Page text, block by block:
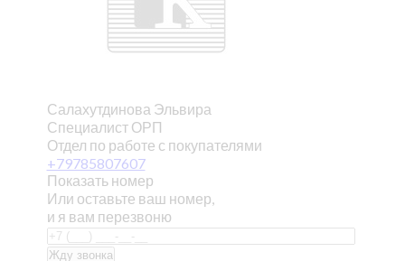
Салахутдинова Эльвира
Специалист ОРП
Отдел по работе с покупателями
+79785807607
Показать номер
Или оставьте ваш номер,
и я вам перезвоню